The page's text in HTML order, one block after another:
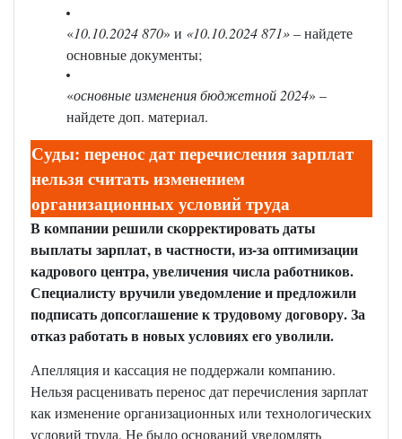
«10.10.2024 870» и «10.10.2024 871»– найдете
основные документы;
«основные изменения бюджетной 2024» –
найдете доп. материал.
Суды: перенос дат перечисления зарплат
нельзя считать изменением
организационных условий труда
В компании решили скорректировать даты
выплаты зарплат, в частности, из-за оптимизации
кадрового центра, увеличения числа работников.
Специалисту вручили уведомление и предложили
подписать допсоглашение к трудовому договору. За
отказ работать в новых условиях его уволили.
Апелляция и кассация не поддержали компанию.
Нельзя расценивать перенос дат перечисления зарплат
как изменение организационных или технологических
условий труда. Не было оснований уведомлять